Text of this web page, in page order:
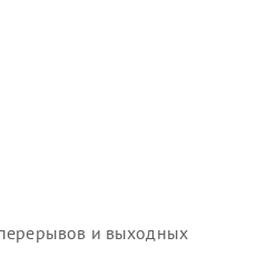
и выходных